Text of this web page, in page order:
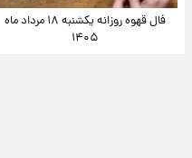
فال قهوه روزانه یکشنبه ۱۸ مرداد ماه
۱۴۰۵